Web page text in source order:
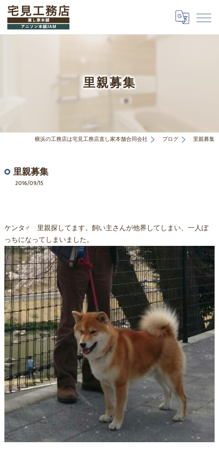
里親募集
横浜の工務店は宅見工務店直し家本舗合同会社 ブログ 里親募集
里親募集
2016/09/15
ケンタ♂ 里親探してます。飼い主さんが他界してしまい、一人ぼ
っちになってしまいました。